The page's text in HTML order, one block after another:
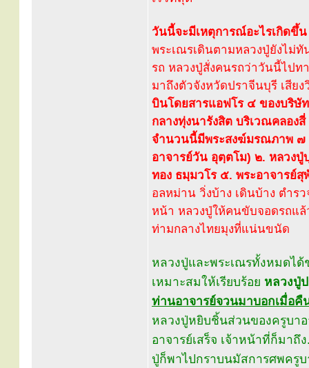
วันนี้จะมีเหตุการณ์อะไรเกิดขึ้
พระเณรเดินตามหลวงปู่ยังไม่
รถ หลวงปู่สั่งคนรถว่าวันนี้ไปท
มาถึงตัวจังหวัดปราจีนบุรี เสี
บินโดยสารแอฟโร ๔ ของบริษั
กลางทุ่งนารังสิต บริเวณคลอง
จำนวนนี้มีพระสงฆ์มรณภาพ ๗
อาจารย์วัน อุตฺตโม) ๒. หลวงปู่
ทอง ธมฺมวโร ๕. พระอาจารย์
อลหม่าน วิ่งบ้าง เดินบ้าง ตำร
หน้า หลวงปู่ให้คนขับจอดรถแล้
ท่ามกลางไทยมุงที่แน่นขนัด
หลวงปู่และพระเณรทั้งหมดได้
เหมาะสมให้เรียบร้อย หลวงปู่
ท่านอาจารย์จวนมาบอกเมื่อ
หลวงปู่หยิบชิ้นส่วนของครูบา
อาจารย์เสร็จ เจ้าหน้าที่ก็มาถึ
ปู่ก็พาไปกราบนมัสการศพครู